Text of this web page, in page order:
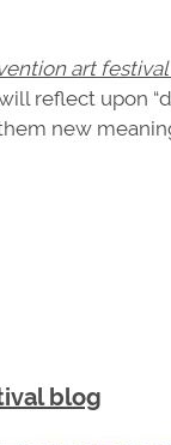
art festival
reflect upon
new
blog